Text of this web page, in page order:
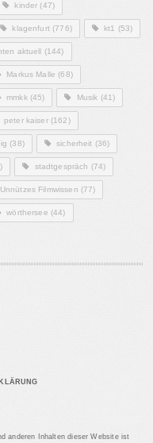
kinder (47)
klagenfurt(776) kt1 (53)
aktuell (144)
Markus Malle (68)
mmkk(45) Musik (41)
peter kaiser(162)
(38) sicherheit (36)
stadtgespräch (74)
Unnützes Filmwissen (77)
wörthersee (44)
anderen Inhalten dieser Website ist